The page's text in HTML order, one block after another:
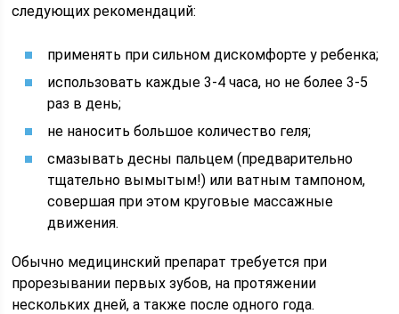
следующих рекомендаций:
применять при сильном дискомфорте у ребенка;
использовать каждые 3-4 часа, но не более 3-5
раз в день;
не наносить большое количество геля;
смазывать десны пальцем (предварительно
тщательно вымытым!) или ватным тампоном,
совершая при этом круговые массажные
движения.
Обычно медицинский препарат требуется при
прорезывании первых зубов, на протяжении
нескольких дней, а также после одного года.